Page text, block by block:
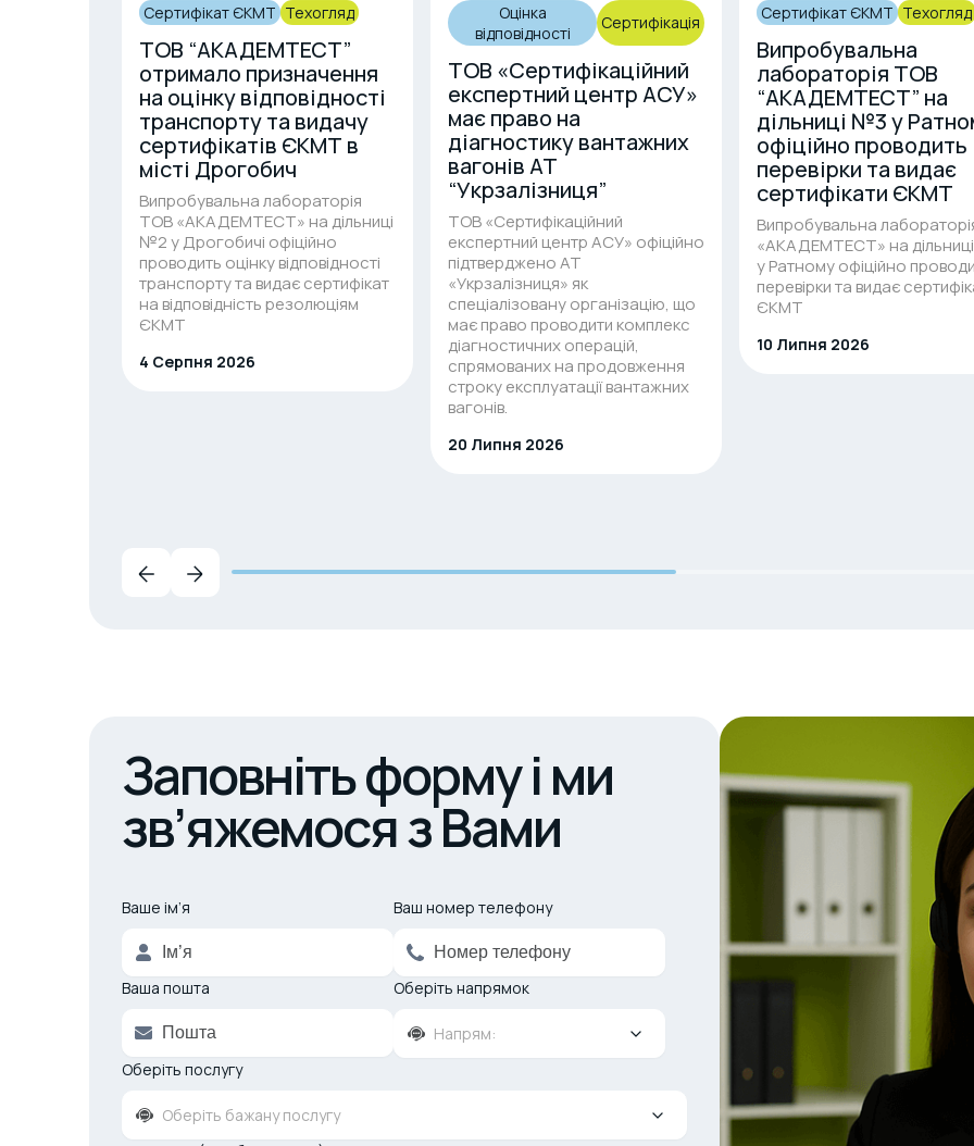
Сертифікат ЄКМТ Техогляд
ТОВ “АКАДЕМТЕСТ”
отримало призначення
на оцінку відповідності
транспорту та видачу
сертифікатів ЄКМТ в
місті Дрогобич
Випробувальна лабораторія
ТОВ «АКАДЕМТЕСТ» на дільниці
№2 у Дрогобичі офіційно
проводить оцінку відповідності
транспорту та видає сертифікат
на відповідність резолюціям
ЄКМТ
4 Серпня 2026
Оцінка
відповідності
Сертифікація
ТОВ «Сертифікаційний
експертний центр АСУ»
має право на
діагностику вантажних
вагонів АТ
“Укрзалізниця”
ТОВ «Сертифікаційний
експертний центр АСУ» офіційно
підтверджено АТ
«Укрзалізниця» як
спеціалізовану організацію, що
має право проводити комплекс
діагностичних операцій,
спрямованих на продовження
строку експлуатації вантажних
вагонів.
20 Липня 2026
Сертифікат ЄКМТ Техогляд
Випробувальна
лабораторія ТОВ
“АКАДЕМТЕСТ” на
дільниці №3 у
офіційно проводить
перевірки та видає
сертифікати ЄКМТ
Випробувальна
«АКАДЕМТЕСТ» на
у Ратному офіційно
перевірки та видає
ЄКМТ
10 Липня 2026
Заповніть форму і ми
зв’яжемося з Вами
Ваше ім’я Ваш номер телефону
Ваша пошта Оберіть напрямок
Напрям:
Оберіть послугу
Оберіть бажану послугу
Alternative: